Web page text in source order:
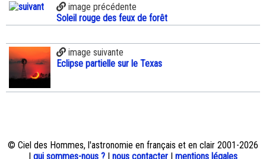
image précédente
Soleil rouge des feux de forêt
image suivante
Eclipse partielle sur le Texas
© Ciel des Hommes, l'astronomie en français et en clair 2001-2026
| qui sommes-nous ? | nous contacter | mentions légales